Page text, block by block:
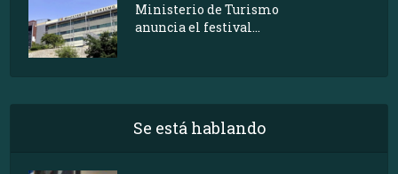
Ministerio de Turismo
anuncia el festival...
Se está hablando